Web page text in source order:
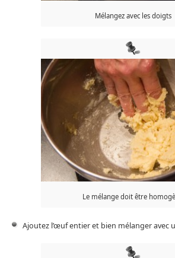
Mélangez avec les doigts
Le mélange doit être
Ajoutez l’œuf entier et bien mélanger avec